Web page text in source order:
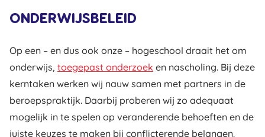
ONDERWIJSBELEID
Op een – en dus ook onze – hogeschool draait het om
onderwijs, toegepast onderzoek en nascholing. Bij deze
kerntaken werken wij nauw samen met partners in de
beroepspraktijk. Daarbij proberen wij zo adequaat
mogelijk in te spelen op veranderende behoeften en de
juiste keuzes te maken bij conflicterende belangen.